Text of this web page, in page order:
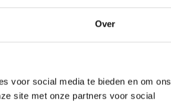
Over
voor social media te bieden en om ons
site met onze partners voor social